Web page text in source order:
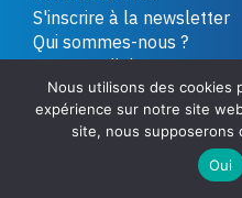
S'inscrire à la newsletter
Qui sommes-nous ?
Les actualités
La quotidienne d'ECOinfos
Contactez-nous
Faire un don
Nous utilisons des cookies
expérience sur notre site
site, nous supposerons
Oui